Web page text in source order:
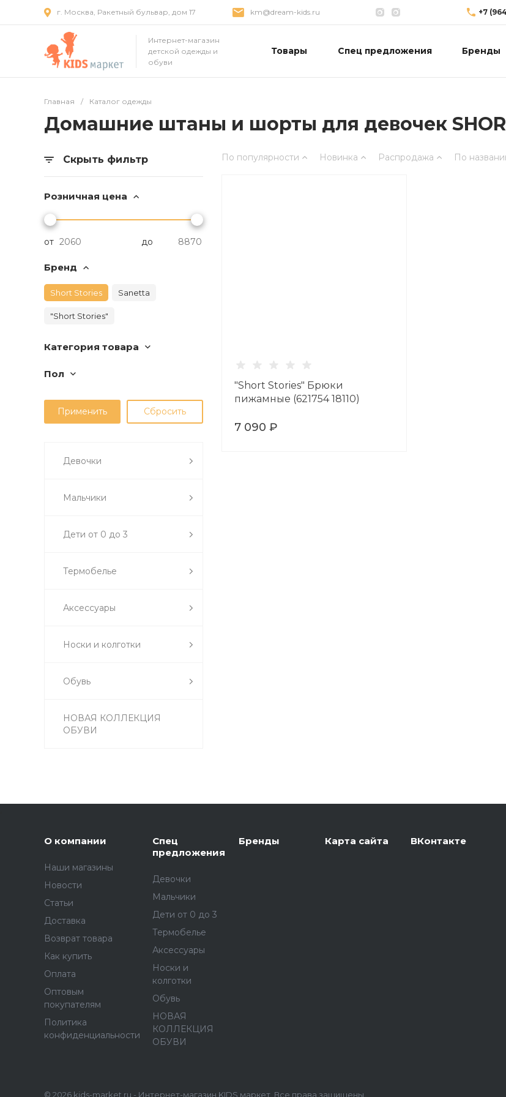
г. Москва, Ракетный бульвар, дом 17 km@dream-kids.ru +7
Интернет-магазин
детской одежды и
обуви
Товары Спец предложения Бренды
Главная / Каталог одежды
Домашние штаны и шорты для девочек
Скрыть фильтр
Розничная цена
от до
Бренд
Short Stories Sanetta
"Short Stories"
Категория товара
Пол
Девочки
Мальчики
Дети от 0 до 3
Термобелье
Аксессуары
Носки и колготки
Обувь
НОВАЯ КОЛЛЕКЦИЯ
ОБУВИ
По популярности Новинка Распродажа По
"Short Stories" Брюки
пижамные (621754 18110)
7 090 ₽
О компании
Наши магазины
Новости
Статьи
Доставка
Возврат товара
Как купить
Оплата
Оптовым
покупателям
Политика
конфиденциальности
Спец
предложения
Девочки
Мальчики
Дети от 0 до 3
Термобелье
Аксессуары
Носки и
колготки
Обувь
НОВАЯ
КОЛЛЕКЦИЯ
ОБУВИ
Бренды Карта сайта ВКонтакте
© 2026 kids-market.ru - Интернет-магазин KIDS маркет. Все права защищены.